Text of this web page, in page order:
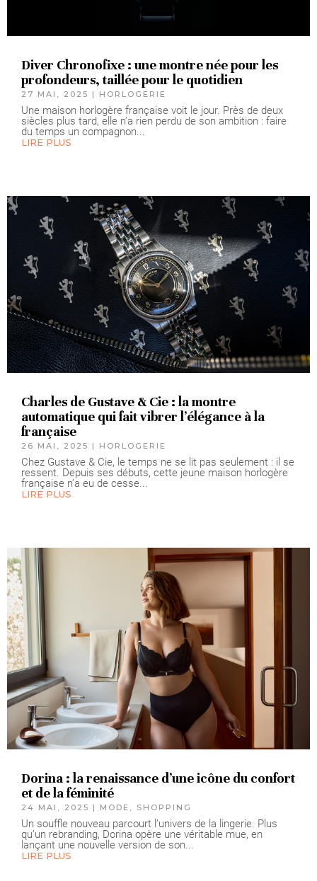
Diver Chronofixe : une montre née pour les
profondeurs, taillée pour le quotidien
27 MAI, 2025 | HORLOGERIE
Une maison horlogère française voit le jour. Près de deux
siècles plus tard, elle n’a rien perdu de son ambition : faire
du temps un compagnon...
LIRE PLUS
Charles de Gustave & Cie : la montre
automatique qui fait vibrer l’élégance à la
française
26 MAI, 2025 | HORLOGERIE
Chez Gustave & Cie, le temps ne se lit pas seulement : il se
ressent. Depuis ses débuts, cette jeune maison horlogère
française n’a eu de cesse...
LIRE PLUS
Dorina : la renaissance d’une icône du confort
et de la féminité
24 MAI, 2025 | MODE , SHOPPING
Un souffle nouveau parcourt l’univers de la lingerie. Plus
qu’un rebranding, Dorina opère une véritable mue, en
lançant une nouvelle version de son...
LIRE PLUS